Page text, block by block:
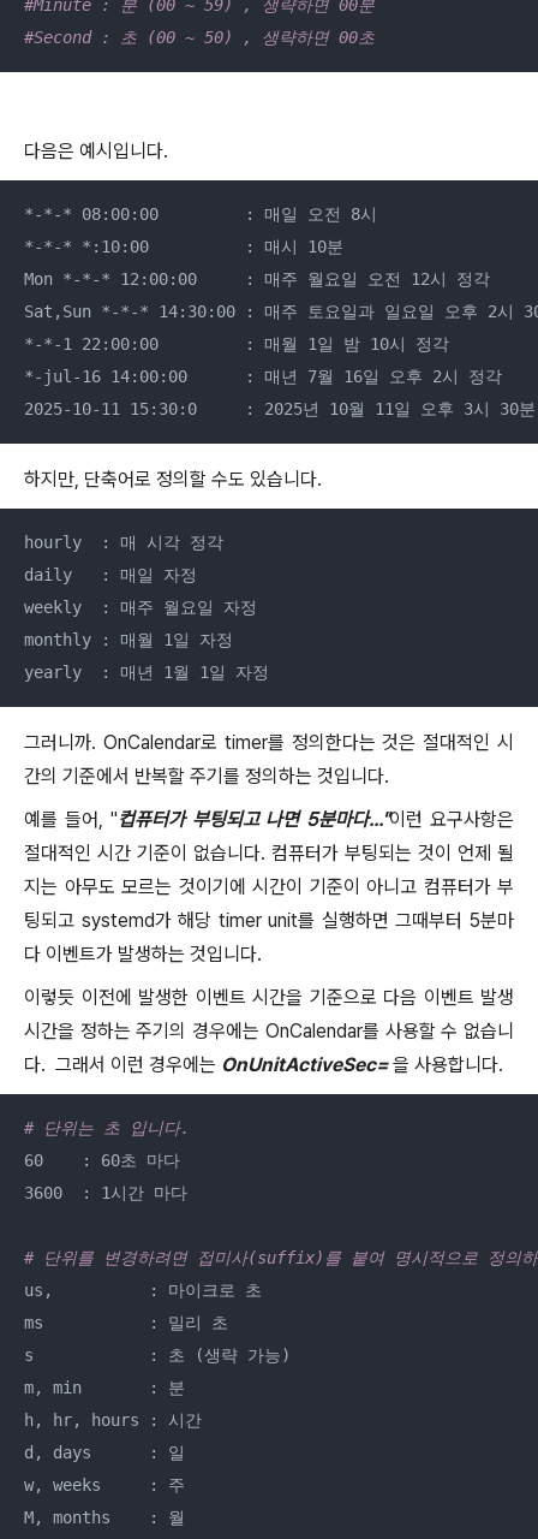
#Minute : 분 (00 ~ 59) , 생략하면 00분
#Second : 초 (00 ~ 50) , 생략하면 00초
다음은 예시입니다.
*-*-* 08:00:00         : 매일 오전 8시
*-*-* *:10:00          : 매시 10분
Mon *-*-* 12:00:00     : 매주 월요일 오전 12시 정각
Sat,Sun *-*-* 14:30:00 : 매주 토요일과 일요일 오후 2시
*-*-1 22:00:00         : 매월 1일 밤 10시 정각
*-jul-16 14:00:00      : 매년 7월 16일 오후 2시 정각
2025-10-11 15:30:0     : 2025년 10월 11일 오후 3시 30분
하지만, 단축어로 정의할 수도 있습니다.
hourly  : 매 시각 정각
daily   : 매일 자정
weekly  : 매주 월요일 자정
monthly : 매월 1일 자정
yearly  : 매년 1월 1일 자정
그러니까. OnCalendar로 timer를 정의한다는 것은 절대적인 시
간의 기준에서 반복할 주기를 정의하는 것입니다.
예를 들어, "컵퓨터가 부팅되고 나면 5분마다..."이런 요구사항은
절대적인 시간 기준이 없습니다. 컴퓨터가 부팅되는 것이 언제 될
지는 아무도 모르는 것이기에 시간이 기준이 아니고 컴퓨터가 부
팅되고 systemd가 해당 timer unit를 실행하면 그때부터 5분마
다 이벤트가 발생하는 것입니다.
이렇듯 이전에 발생한 이벤트 시간을 기준으로 다음 이벤트 발생
시간을 정하는 주기의 경우에는 OnCalendar를 사용할 수 없습니
다. 그래서 이런 경우에는 OnUnitActiveSec=을 사용합니다.
# 단위는 초 입니다.
60    : 60초 마다
3600  : 1시간 마다
# 단위를 변경하려면 접미사(suffix)를 붙여 명시적으로 정의
us,          : 마이크로 초
ms           : 밀리 초
s            : 초 (생략 가능)
m, min       : 분
h, hr, hours : 시간
d, days      : 일
w, weeks     : 주
M, months    : 월